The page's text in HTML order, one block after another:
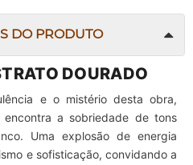
DO PRODUTO
DOURADO
e o mistério desta obra,
a sobriedade de tons
Uma explosão de energia
e sofisticação, convidando a